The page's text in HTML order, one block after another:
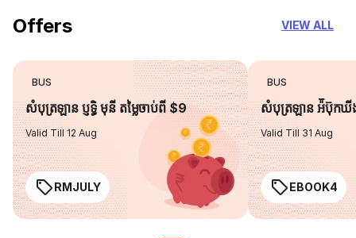
Offers VIEW ALL
BUS
សំបុត្រឡាន ប្ញទ្ធិ មុនី តម្លៃចាប់ពី $9
Valid Till 12 Aug
RMJULY
BUS
សំបុត្រឡាន អ៉ីប៊ុកឃី
Valid Till 31 Aug
EBOOK4